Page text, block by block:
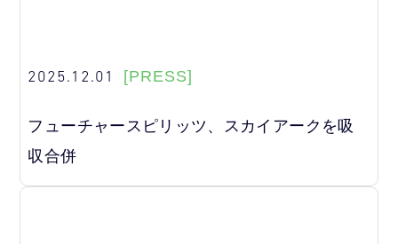
2025.12.01 [PRESS]
フューチャースピリッツ、スカイアークを吸
収合併